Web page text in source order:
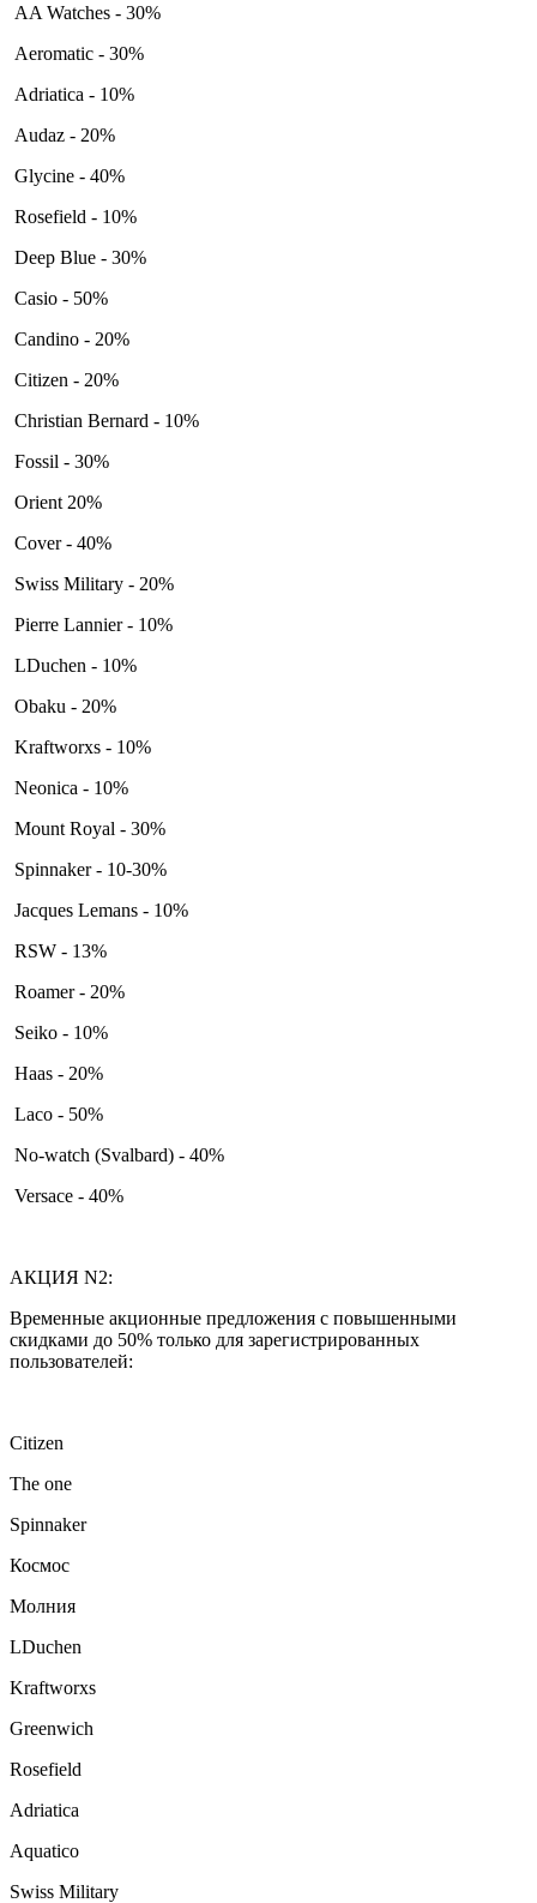
AA Watches - 30%
Aeromatic - 30%
Adriatica - 10%
Audaz - 20%
Glycine - 40%
Rosefield - 10%
Deep Blue - 30%
Casio - 50%
Candino - 20%
Citizen - 20%
Christian Bernard - 10%
Fossil - 30%
Orient 20%
Cover - 40%
Swiss Military - 20%
Pierre Lannier - 10%
LDuchen - 10%
Obaku - 20%
Kraftworxs - 10%
Neonica - 10%
Mount Royal - 30%
Spinnaker - 10-30%
Jacques Lemans - 10%
RSW - 13%
Roamer - 20%
Seiko - 10%
Haas - 20%
Laco - 50%
No-watch (Svalbard) - 40%
Versace - 40%
АКЦИЯ N2:
Временные акционные предложения с повышенными
скидками до 50% только для зарегистрированных
пользователей:
Citizen
The one
Spinnaker
Космос
Молния
LDuchen
Kraftworxs
Greenwich
Rosefield
Adriatica
Aquatico
Swiss Military